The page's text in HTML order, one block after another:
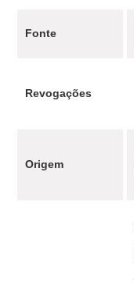
Fonte
Revogações
Origem